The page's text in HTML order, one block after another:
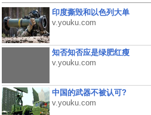
印度撕毁和以色列大单
v.youku.com
知否知否应是绿肥红瘦
v.youku.com
中国的武器不被认可?
v.youku.com